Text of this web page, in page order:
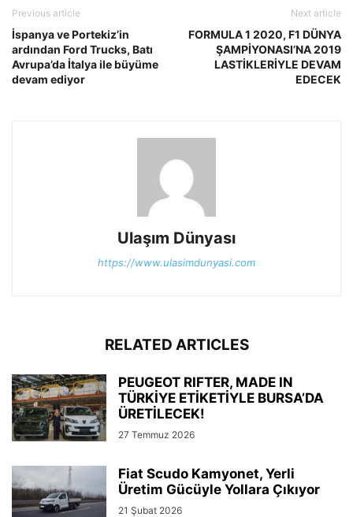
Previous article
İspanya ve Portekiz’in
ardından Ford Trucks, Batı
Avrupa’da İtalya ile büyüme
devam ediyor
Next article
FORMULA 1 2020, F1 DÜNYA
ŞAMPİYONASI’NA 2019
LASTİKLERİYLE DEVAM
EDECEK
Ulaşım Dünyası
https://www.ulasimdunyasi.com
RELATED ARTICLES
PEUGEOT RIFTER, MADE IN
TÜRKİYE ETİKETİYLE BURSA’DA
ÜRETİLECEK!
27 Temmuz 2026
Fiat Scudo Kamyonet, Yerli
Üretim Gücüyle Yollara Çıkıyor
21 Şubat 2026